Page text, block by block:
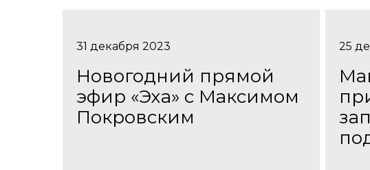
31 декабря 2023
Новогодний прямой
эфир «Эха» с Максимом
Покровским
25